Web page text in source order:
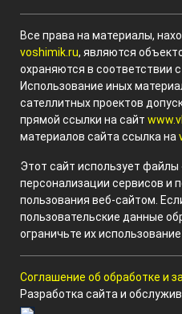
Все права на материалы,
voshimik.ru, являются
охраняются в соответствии
Использование иных
сателлитных проектов
прямой ссылки на сайт
материалов сайта ссылка на
Этот сайт использует файлы
персонализации сервисов и
пользования веб-сайтом.
пользовательские данные
ограничьте их
Соглашение об обработке и
Разработка сайта и